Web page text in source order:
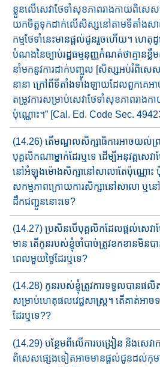
ខ្លួន​លើសេវាថែ​ទាំសុខភាព​រាងកាយ​ពិស
យក​ចិត្តទុកដាក់​លើ​សិស្ស​នៅតាមទីតាំង​ស
កម្ម​ថែទាំនេះ​មានផ្តល់​ជូន​រួចហើយ​។​ ហេតុដូច្
បំណង​នៃ​ច្បាប់រដ្ឋ​ធម្មនុញ្ញ​កំណត់​​ថា​គ្មានខ្លឹ
នាំ​មកនូវ​ការ​ដាក់​បញ្ចូល​ [សិស្សអប់រំពិសេ
នានា​​ ក្រៅពីទីតាំង​ទាំងឡាយ​​ដែល​ពួកគេ​
តម្រូវ​ការសម្រាប់សេវា​ថែទាំសុខភាព​រា
ប៉ុណ្ណោះ។” [Cal. Ed. Code Sec.
(14.26) តើមណ្ឌលសិក្សាធិការ​អាច​យល់ព្រ
បុគ្គលិកណា​​ម្នាក់​ដែរ​ឬ​ទេ ដើម្បី​អនុវត្ត​សេវ
នៅអំឡុង​​ម៉ោង​សិក្សា​នៅសាលា​តែប៉ុណ្ណោះ ប៉ុ
សកម្មភាព​​ក្រោយ​​ការ​​សិក្សា​​​នៅ​​​សាលា​ ឬន
ដឹកជញ្ជូន​នោះទេ?
(14.27) ប្រសិនបើ​បុគ្គលិក​ដែលផ្តល់​សេវា​
មាន តើ​កូនរបស់ខ្ញុំ​ចាំបាច់ត្រូវ​ខកខានមិន
ពេលមួយថ្ងៃ​ដែរឬទេ​?
(14.28) កូនរបស់ខ្ញុំ​ត្រូវ​ការ​ទទួលបានផ
សម្រាប់​ហេតុផលវេជ្ជសាស្ត្រ​។ តើ​គាត់អា
ដែរឬទេ​??
(14.29) បន្ថែម​ពីលើការ​បង្រៀន និង​សេវាក
ពិសេស​ផ្សេងទៀតអាច​​មានផ្តល់ជូន​​ដល់កុមា